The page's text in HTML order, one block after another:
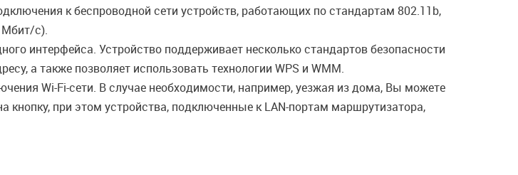
к беспроводной сети устройств, работающих по стандартам 802.11b,
Мбит/с).
интерфейса. Устройство поддерживает несколько стандартов безопасности
а также позволяет использовать технологии WPS и WMM.
Wi-Fi-сети. В случае необходимости, например, уезжая из дома, Вы можете
при этом устройства, подключенные к LAN-портам маршрутизатора,